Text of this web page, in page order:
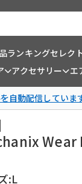
ランキングセレク
アクセサリー エ
自動配信してい
Wear
:L